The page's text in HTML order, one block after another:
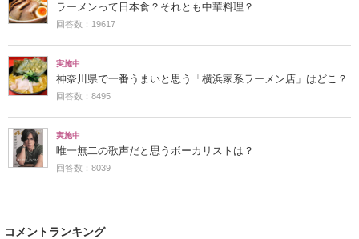
ラーメンって日本食？それとも中華料理？
回答数：19617
実施中
神奈川県で一番うまいと思う「横浜家系ラーメン店」はどこ？
回答数：8495
実施中
唯一無二の歌声だと思うボーカリストは？
回答数：8039
コメントランキング